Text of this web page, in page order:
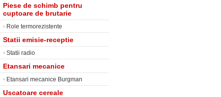
Piese de schimb pentru
cuptoare de brutarie
• Role termorezistente
Statii emisie-receptie
• Statii radio
Etansari mecanice
• Etansari mecanice Burgman
Uscatoare cereale